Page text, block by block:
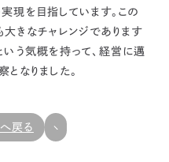
現を目指しています。この
きなチャレンジであります
いう気概を持って、経営に邁
なりました。
戻る